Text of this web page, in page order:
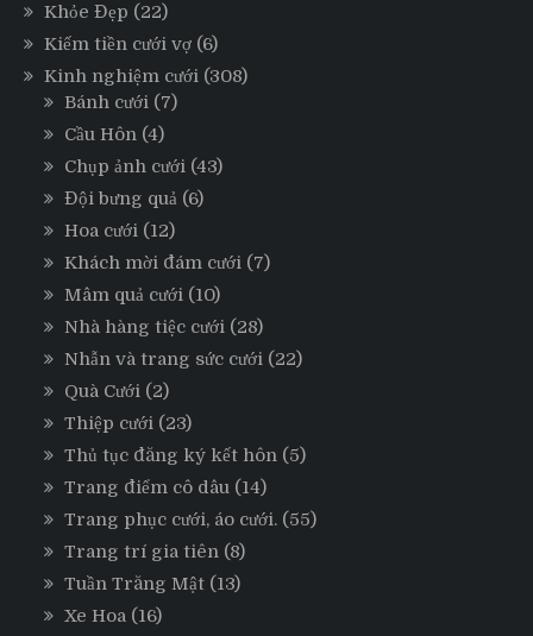
Khỏe Đẹp (22)
Kiếm tiền cưới vợ (6)
Kinh nghiệm cưới (308)
Bánh cưới (7)
Cầu Hôn (4)
Chụp ảnh cưới (43)
Đội bưng quả (6)
Hoa cưới (12)
Khách mời đám cưới (7)
Mâm quả cưới (10)
Nhà hàng tiệc cưới (28)
Nhẫn và trang sức cưới (22)
Quà Cưới (2)
Thiệp cưới (23)
Thủ tục đăng ký kết hôn (5)
Trang điểm cô dâu (14)
Trang phục cưới, áo cưới. (55)
Trang trí gia tiên (8)
Tuần Trăng Mật (13)
Xe Hoa (16)